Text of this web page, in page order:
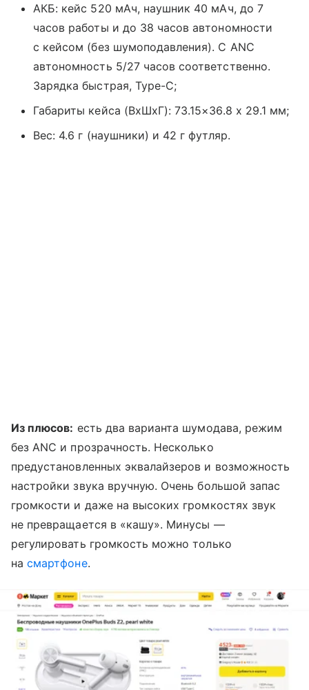
АКБ: кейс 520 мАч, наушник 40 мАч, до 7
часов работы и до 38 часов автономности
с кейсом (без шумоподавления). С ANC
автономность 5/27 часов соответственно.
Зарядка быстрая, Type-C;
Габариты кейса (ВxШxГ): 73.15×36.8 х 29.1 мм;
Вес: 4.6 г (наушники) и 42 г футляр.
Из плюсов: есть два варианта шумодава, режим
без ANC и прозрачность. Несколько
предустановленных эквалайзеров и возможность
настройки звука вручную. Очень большой запас
громкости и даже на высоких громкостях звук
не превращается в «кашу». Минусы —
регулировать громкость можно только
насмартфоне.